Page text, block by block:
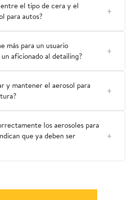
el tipo de cera y el
para autos?
más para un usuario
aficionado al detailing?
y mantener el aerosol para
los aerosoles para
que ya deben ser